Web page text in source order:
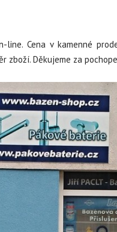
line. Cena v kamenné
zboží. Děkujeme za